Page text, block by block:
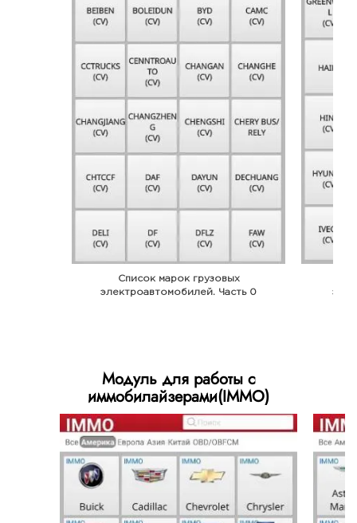
Список марок грузовых
электроавтомобилей. Часть 0
Модуль для работы с
иммобилайзерами(IMMO)